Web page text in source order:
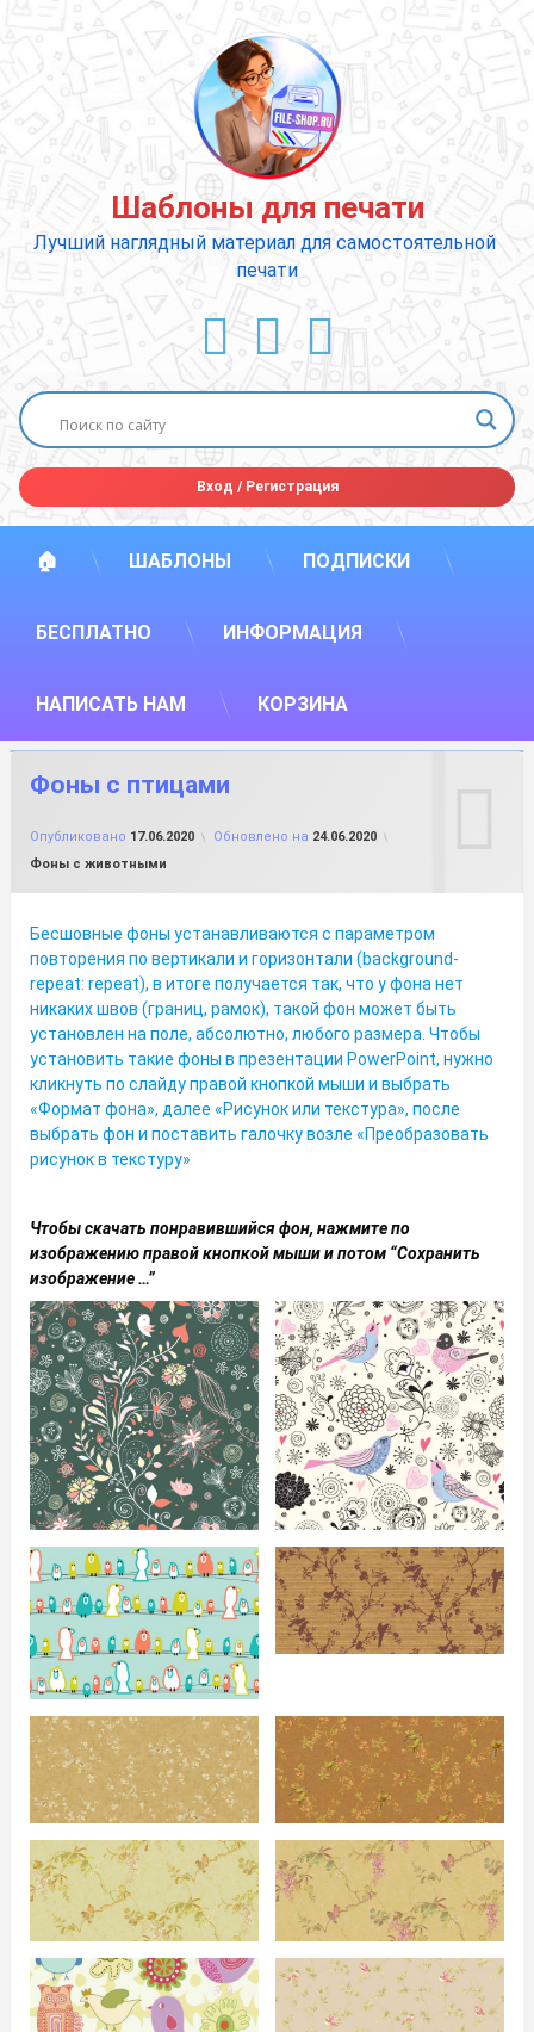
содержимому
Шаблоны для печати
Лучший наглядный материал для самостоятельной
печати
ВКонтакте
YouTube
E-mail
Вход /Регистрация
🏠 ШАБЛОНЫ ПОДПИСКИ
БЕСПЛАТНО ИНФОРМАЦИЯ
НАПИСАТЬ НАМ КОРЗИНА
Фоны с птицами
Опубликовано 17.06.2020 Обновлено на 24.06.2020
Рубрики:
Фоны с животными
Бесшовные фоны устанавливаются с параметром
повторения по вертикали и горизонтали (background-
repeat: repeat), в итоге получается так, что у фона нет
никаких швов (границ, рамок), такой фон может быть
установлен на поле, абсолютно, любого размера. Чтобы
установить такие фоны в презентации PowerPoint, нужно
кликнуть по слайду правой кнопкой мыши и выбрать
«Формат фона», далее «Рисунок или текстура», после
выбрать фон и поставить галочку возле «Преобразовать
рисунок в текстуру»
Чтобы скачать понравившийся фон, нажмите по
изображению правой кнопкой мыши и потом “Сохранить
изображение …”